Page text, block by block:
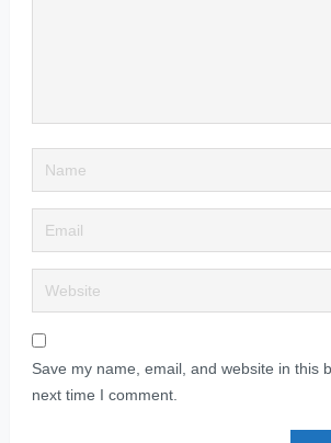
Save my name, email, and website in this
next time I comment.